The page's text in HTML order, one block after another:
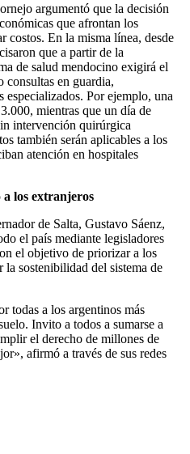
argumentó que la decisión
que afrontan los
costos. En la misma línea, desde
que a partir de la
de salud mendocino exigirá el
consultas en guardia,
especializados. Por ejemplo, una
mientras que un día de
intervención quirúrgica
también serán aplicables a los
atención en hospitales
los extranjeros
de Salta, Gustavo Sáenz,
el país mediante legisladores
el objetivo de priorizar a los
la sostenibilidad del sistema de
todas a los argentinos más
Invito a todos a sumarse a
el derecho de millones de
afirmó a través de sus redes